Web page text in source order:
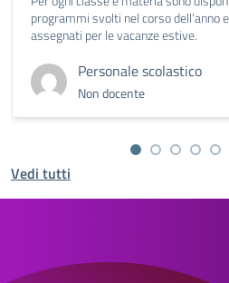
programmi svolti nel corso dell’anno
assegnati per le vacanze estive.
Personale scolastico
Non docente
Vedi tutti